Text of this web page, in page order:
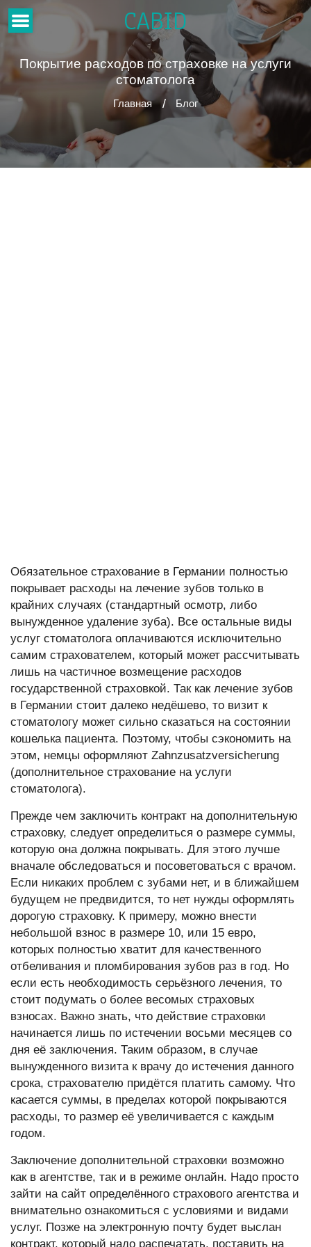
CABID
Покрытие расходов по страховке на услуги
стоматолога
Главная Блог
Обязательное страхование в Германии полностью
покрывает расходы на лечение зубов только в
крайних случаях (стандартный осмотр, либо
вынужденное удаление зуба). Все остальные виды
услуг стоматолога оплачиваются исключительно
самим страхователем, который может рассчитывать
лишь на частичное возмещение расходов
государственной страховкой. Так как лечение зубов
в Германии стоит далеко недёшево, то визит к
стоматологу может сильно сказаться на состоянии
кошелька пациента. Поэтому, чтобы сэкономить на
этом, немцы оформляют Zahnzusatzversicherung
(дополнительное страхование на услуги
стоматолога).
Прежде чем заключить контракт на дополнительную
страховку, следует определиться о размере суммы,
которую она должна покрывать. Для этого лучше
вначале обследоваться и посоветоваться с врачом.
Если никаких проблем с зубами нет, и в ближайшем
будущем не предвидится, то нет нужды оформлять
дорогую страховку. К примеру, можно внести
небольшой взнос в размере 10, или 15 евро,
которых полностью хватит для качественного
отбеливания и пломбирования зубов раз в год. Но
если есть необходимость серьёзного лечения, то
стоит подумать о более весомых страховых
взносах. Важно знать, что действие страховки
начинается лишь по истечении восьми месяцев со
дня её заключения. Таким образом, в случае
вынужденного визита к врачу до истечения данного
срока, страхователю придётся платить самому. Что
касается суммы, в пределах которой покрываются
расходы, то размер её увеличивается с каждым
годом.
Заключение дополнительной страховки возможно
как в агентстве, так и в режиме онлайн. Надо просто
зайти на сайт определённого страхового агентства и
внимательно ознакомиться с условиями и видами
услуг. Позже на электронную почту будет выслан
контракт, который надо распечатать, поставить на